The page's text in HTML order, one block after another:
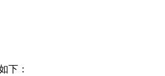
下：